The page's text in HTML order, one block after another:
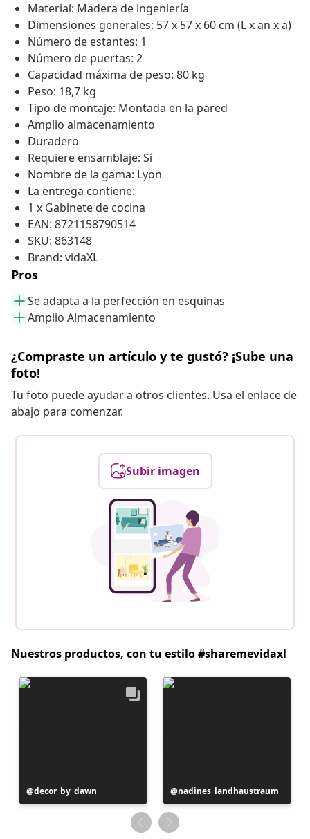
Material: Madera de ingeniería
Dimensiones generales: 57 x 57 x 60 cm (L x an x a)
Número de estantes: 1
Número de puertas: 2
Capacidad máxima de peso: 80 kg
Peso: 18,7 kg
Tipo de montaje: Montada en la pared
Amplio almacenamiento
Duradero
Requiere ensamblaje: Sí
Nombre de la gama: Lyon
La entrega contiene:
1 x Gabinete de cocina
EAN: 8721158790514
SKU: 863148
Brand: vidaXL
Pros
Se adapta a la perfección en esquinas
Amplio Almacenamiento
¿Compraste un artículo y te gustó? ¡Sube una
foto!
Tu foto puede ayudar a otros clientes. Usa el enlace de
abajo para comenzar.
Subir imagen
Nuestros productos, con tu estilo #sharemevidaxl
Publicación
realizada
decor_by_dawn
Publicación
realizada
por
nadines_landhaustraum